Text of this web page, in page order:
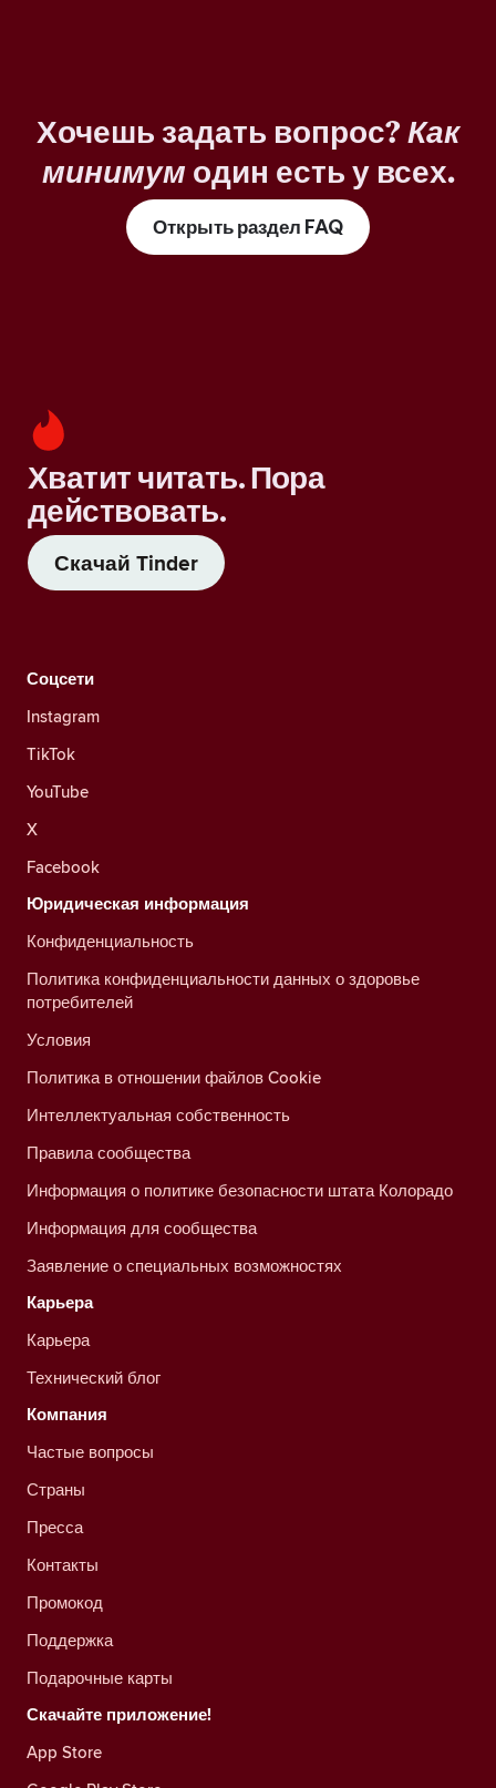
Хочешь задать вопрос? Как
минимум один есть у всех.
Открыть раздел FAQ
Хватит читать. Пора
действовать.
Скачай Tinder
Соцсети
Instagram
TikTok
YouTube
X
Facebook
Юридическая информация
Конфиденциальность
Политика конфиденциальности данных о здоровье
потребителей
Условия
Политика в отношении файлов Cookie
Интеллектуальная собственность
Правила сообщества
Информация о политике безопасности штата Колорадо
Информация для сообщества
Заявление о специальных возможностях
Карьера
Карьера
Технический блог
Компания
Частые вопросы
Страны
Пресса
Контакты
Промокод
Поддержка
Подарочные карты
Скачайте приложение!
App Store